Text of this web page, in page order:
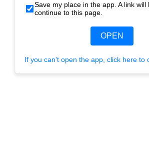
Save my place in the app. A link will
continue to this page.
OPEN
If you can't open the app, click here to